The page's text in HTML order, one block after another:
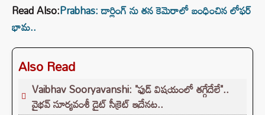
Read Also:Prabhas: డార్లింగ్ ను తన కెమెరాలో బంధించిన లోఫర్
భామ..
Also Read
Vaibhav Sooryavanshi: "ఫుడ్ విషయంలో తగ్గేదేలే"..
వైభవ్ సూర్యవంశీ డైట్ సీక్రెట్ ఇదేనట..